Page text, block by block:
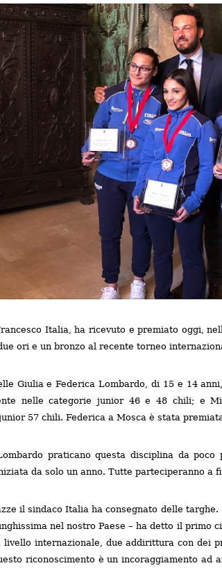
Italia, ha ricevuto e premiato oggi,
ori e un bronzo al recente torneo
Giulia e Federica Lombardo, di 15 e 14
nelle categorie junior 46 e 48 chili; e
57 chili. Federica a Mosca è stata
praticano questa disciplina da
da solo un anno. Tutte parteciperanno a
il sindaco Italia ha consegnato delle
nel nostro Paese – ha detto il primo
livello internazionale, due addirittura con dei
riconoscimento è un incoraggiamento ad